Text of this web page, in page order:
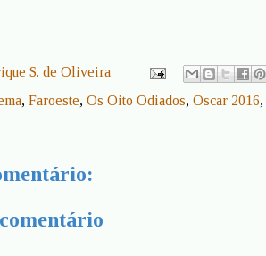
S. de Oliveira
, Faroeste, Os Oito Odiados, Oscar 2016,